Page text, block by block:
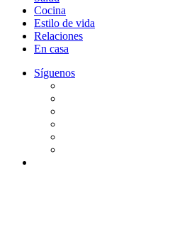
Cocina
Estilo de vida
Relaciones
En casa
Síguenos